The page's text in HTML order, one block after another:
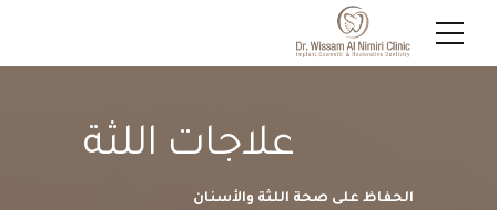
علاجات اللثة
الحفاظ على صحة اللثة والأسنان